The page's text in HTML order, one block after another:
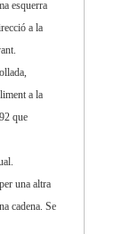
esquerra
a la
a la
que
una altra
cadena. Se